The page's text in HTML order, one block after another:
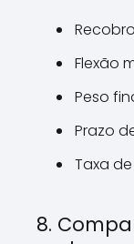
Flexão
Peso
Prazo
Taxa
8.